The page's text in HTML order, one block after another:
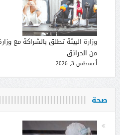
وزارة البيئة تطلق بالشراكة مع
من الحرائق
أغسطس 3, 2026
صحة